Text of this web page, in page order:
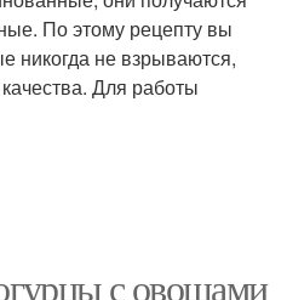
По этому рецепту вы
никогда не взрываются,
Для работы
с овощами